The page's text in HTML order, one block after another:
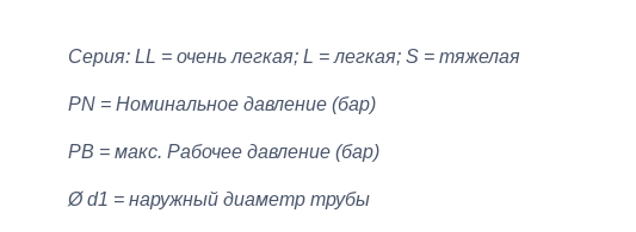
Серия: LL = очень легкая; L = легкая; S = тяжелая
PN = Номинальное давление (бар)
PB = макс. Рабочее давление (бар)
Ø d1 = наружный диаметр трубы